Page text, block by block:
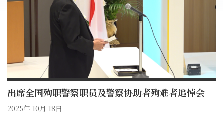
出席全国殉职警察职员及警察协助者殉难者追悼会
2025年 10月 18日